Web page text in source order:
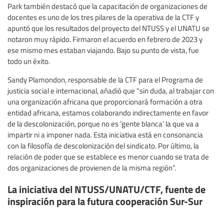
Park también destacó que la capacitación de organizaciones de
docentes es uno de los tres pilares de la operativa de la CTF y
apuntó que los resultados del proyecto del NTUSS y el UNATU se
notaron muy rápido. Firmaron el acuerdo en febrero de 2023 y
ese mismo mes estaban viajando. Bajo su punto de vista, fue
todo un éxito.
Sandy Plamondon, responsable de la CTF para el Programa de
justicia social e internacional, añadió que “sin duda, al trabajar con
una organización africana que proporcionará formación a otra
entidad africana, estamos colaborando indirectamente en favor
de la descolonización, porque no es ‘gente blanca’ la que va a
impartir ni a imponer nada. Esta iniciativa está en consonancia
con la filosofía de descolonización del sindicato. Por último, la
relación de poder que se establece es menor cuando se trata de
dos organizaciones de provienen de la misma región”.
La iniciativa del NTUSS/UNATU/CTF, fuente de
inspiración para la futura cooperación Sur-Sur